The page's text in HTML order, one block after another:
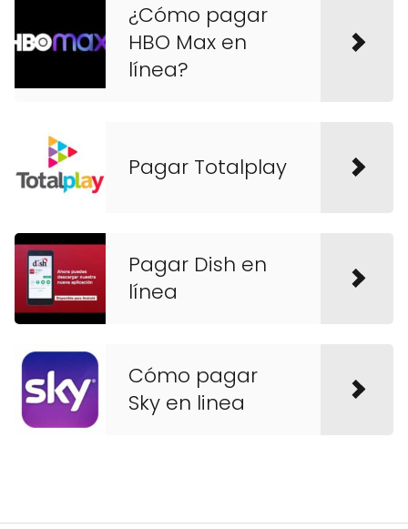
¿Cómo pagar
HBO Max en
línea?
Pagar Totalplay
Pagar Dish en
línea
Cómo pagar
Sky en linea